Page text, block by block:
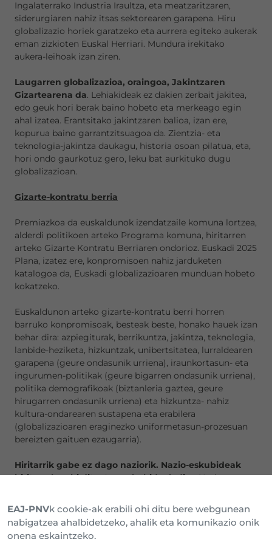
Ingalaterrako Industria Iraultza, eta meatzaritzaren,
siderurgiaren nahiz itsas sektorearen garapena. Hiru
globalizazio horiek garatzeko eta aurrera egiteko aukerak
eman zizkioten Euskal Herriari. Mundura irekitako
aukera-leihoak izan ziren.
Laugarren globalizazioa, oraingoa, Jakintzaren
Gizartearena da. Lehiakideak ez dakien zerbait jakitea,
edo geuk hori berak baino hobeto eta merkeago egin
ahal izatea. Erantsitako jakintzaren balioa, izan ere,
kopurua baino garrantzitsuagoa da. Zientzia- eta
teknologia-jakintza daukagu, historia osoan pilatua, eta,
hori ondo gaurkotuz gero, leku bat aurkituko dugu
globalizazioan.
Gizarte-kontratu berria
Premiazkoa da euskaldunok izendatzaile komuna lortzea,
alderdi politikoen arteko Programa komuna, hiritarren
arteko Gizarte Kontratu Berriaren ondorioz. Euskadi 2025
Plana, izatez ere, konpromisoen nahiz jarduketen
katalogoa da, Euskadi globalizazioaren munduan hobeto
kokatzeko.
Euskaldunon arteko gizarte-kontratu berri horren
barruko konpromisoak, besteak beste, honako hauek izan
behar dira: azpiegiturak, berrikuntza, jakintza, teknologia,
lanbide-heziketa, hizkuntzak, unibertsitatea, lurraldearen
garapena (geure ondasunik urriena), iraunkortasun- eta
ingurumen-politikak (geure bigarren ondasunik urriena),
politika demografikoak (biztanleria gaztea, geure
hirugarren ondasunik urriena) eta hizkuntza- nahiz
kultura-ondarearen sustapena eta erabilera
(globalizazioaren eraginezko uniformetasun-prozesuan
bereizten gaituen ezaugarria).
Hiritarrik gabe ez dago naziorik. Nazio-eskubideak
hiritarrek nahi dituzten eskubideak dira.Nazioa ez
mendean egon behar. Gizon-emakumeek ahaleginak
biltzen dituzte Denon Onura lortzeko, zeru beraren
azpian eta lur beraren gainean. Ahalegin horrek
EAJ-PNVk cookie-ak erabili ohi ditu bere webgunean
nabigatzea ahalbidetzeko, ahalik eta komunikazio onik
onena eskaintzeko.